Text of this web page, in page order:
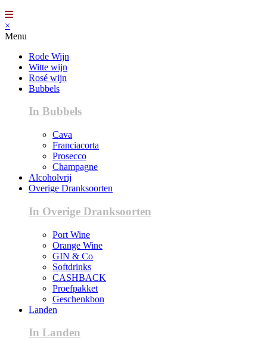
×
Menu
Rode Wijn
Witte wijn
Rosé wijn
Bubbels
In Bubbels
Cava
Franciacorta
Prosecco
Champagne
Alcoholvrij
Overige Dranksoorten
In Overige Dranksoorten
Port Wine
Orange Wine
GIN & Co
Softdrinks
CASHBACK
Proefpakket
Geschenkbon
Landen
In Landen